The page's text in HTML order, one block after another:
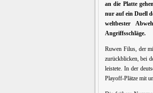
an die Platte
nur auf ein Duell
weltbester
Angriffsschläge.
Ruwen Filus, der
zurückblicken, bei
leistete. In der
Playoff-Plätze mit